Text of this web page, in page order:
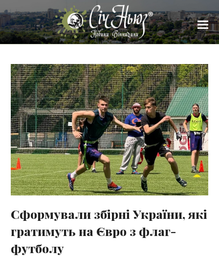
Сформували збірні України, які
гратимуть на Євро з флаг-
футболу